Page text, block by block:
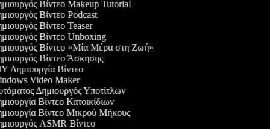
Βίντεο Makeup Tutorial
Βίντεο Podcast
Βίντεο Teaser
Βίντεο Unboxing
Βίντεο «Μία Μέρα στη Ζωή»
Βίντεο Άσκησης
Δημιουργία Βίντεο
Video Maker
Δημιουργός Υποτίτλων
Βίντεο Κατοικίδιων
Βίντεο Μικρού Μήκους
ASMR Βίντεο